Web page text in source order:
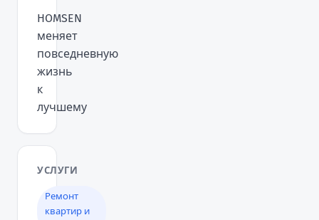
HOMSEN
меняет
повседневную
жизнь
к
лучшему
УСЛУГИ
Ремонт
квартир и